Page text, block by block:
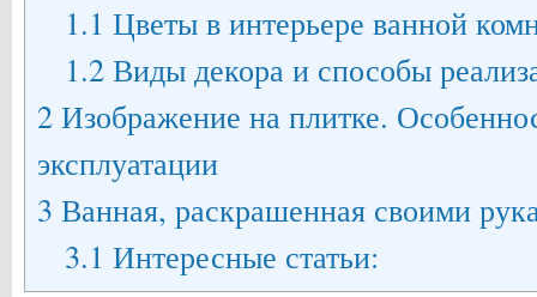
1.1 Цветы в интерьере ванной
1.2Виды декора и способы
2 Изображение на плитке.
эксплуатации
3 Ванная, раскрашенная своими
3.1 Интересные статьи: